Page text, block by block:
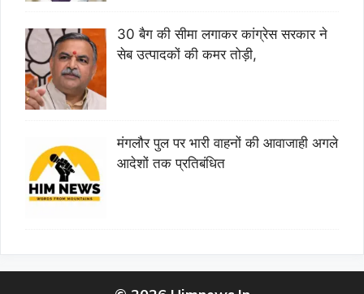
30 बैग की सीमा लगाकर कांग्रेस सरकार ने
सेब उत्पादकों की कमर तोड़ी,
मंगलौर पुल पर भारी वाहनों की आवाजाही अगले
आदेशों तक प्रतिबंधित